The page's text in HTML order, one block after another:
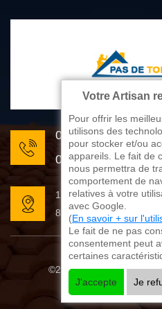
05 33 06 22 81
07 80 33 28 62
176 avenue de Limoges
87270 Couzeix
©2025 - 2026 Tout droit
Votre Artisan
Pour offrir les
utilisons des
pour stocker et/ou
appareils. Le fait de
nous permettra de
comportement de
relatives à votre
avec Google.
(En savoir + sur
Le fait de ne pas
consentement peut
certaines
J'accepte Je